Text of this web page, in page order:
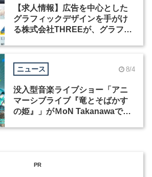
【求人情報】広告を中心とした
グラフィックデザインを手がけ
る株式会社THREEが、グラフィ
ニュース 8/4
没入型音楽ライブショー「アニ
マーシブライブ『竜とそばかす
の姫』」がＭoN Takanawaで開
PR